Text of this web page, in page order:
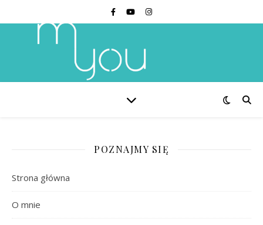
POZNAJMY SIĘ
Strona główna
O mnie